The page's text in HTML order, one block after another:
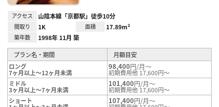
アクセス 山陰本線「京都駅」徒歩10分
間取り 1K 面積 17.89m²
築年数 1998年 11月 築
プラン名・期間
月額目安
ロング
7ヶ月以上～12ヶ月未満
98,400円/月～
初期費用他 17,600円～
ミドル
3ヶ月以上～7ヶ月未満
101,400円/月～
初期費用他 17,600円～
ショート
107,400円/月～